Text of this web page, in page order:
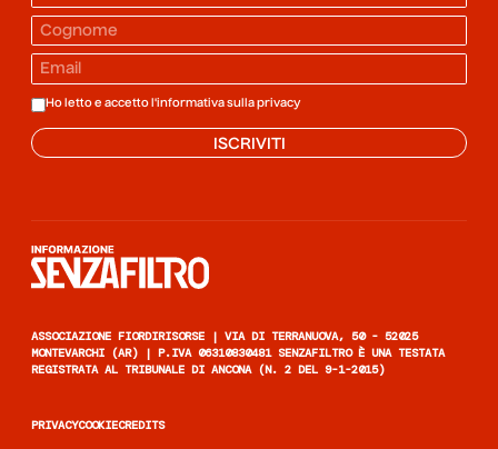
Ho letto e accetto l'informativa sulla privacy
ISCRIVITI
ASSOCIAZIONE FIORDIRISORSE | VIA DI TERRANUOVA, 50 - 52025
MONTEVARCHI (AR) | P.IVA 06310830481 SENZAFILTRO È UNA TESTATA
REGISTRATA AL TRIBUNALE DI ANCONA (N. 2 DEL 9-1-2015)
PRIVACYCOOKIECREDITS